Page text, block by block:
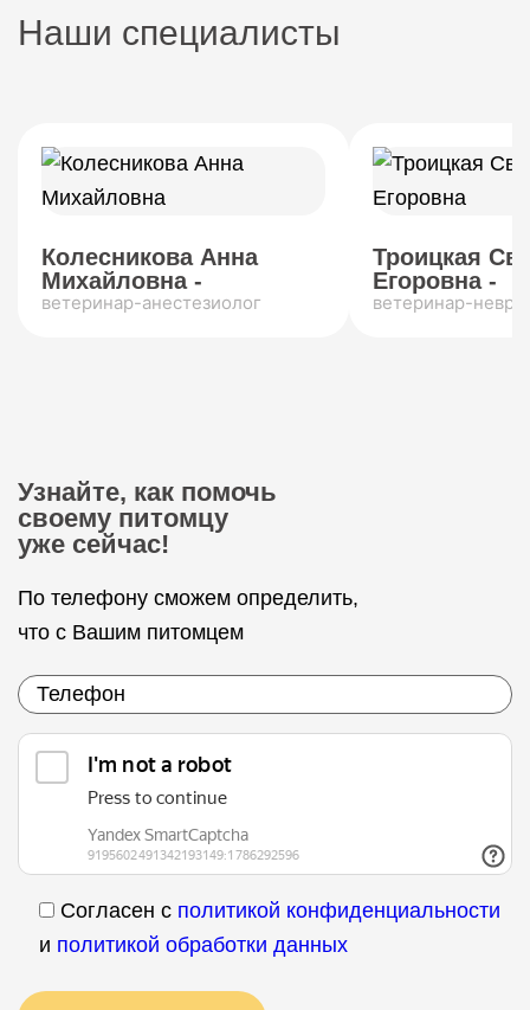
Наши специалисты
Колесникова Анна
Михайловна -
ветеринар-анестезиолог
Троицкая
Егоровна -
ветеринар-
Узнайте, как помочь
своему питомцу
уже сейчас!
По телефону сможем определить,
что с Вашим питомцем
Согласен с политикой конфиденциальности
и политикой обработки данных